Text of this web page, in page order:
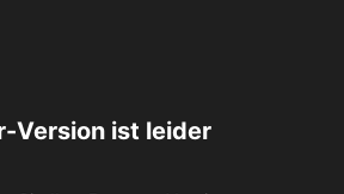
Version ist leider